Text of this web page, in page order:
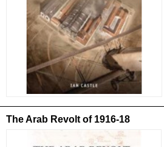
The Arab Revolt of 1916-18